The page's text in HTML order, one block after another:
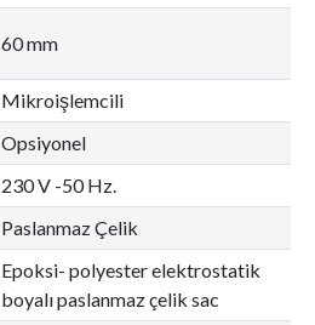
60 mm
Mikroişlemcili
Opsiyonel
230 V -50 Hz.
Paslanmaz Çelik
Epoksi- polyester elektrostatik
boyalı paslanmaz çelik sac